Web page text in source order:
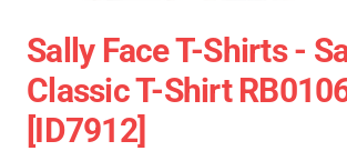
Sally Face T-Shirts -
Classic T-Shirt
[ID7912]